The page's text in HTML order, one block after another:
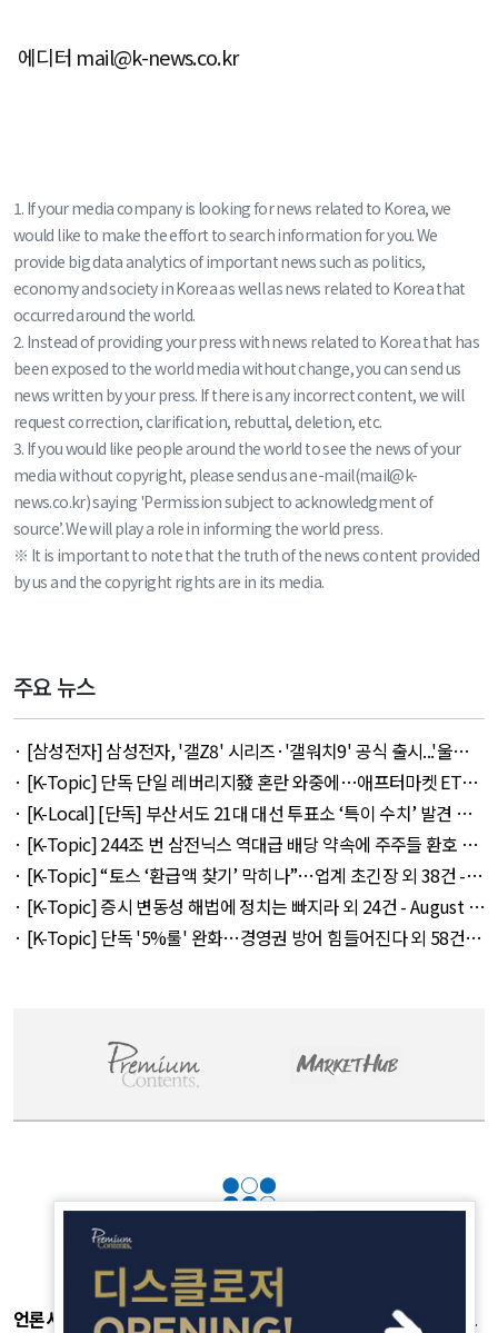
에디터 mail@k-news.co.kr
1. If your media company is looking for news related to Korea, we
would like to make the effort to search information for you. We
provide big data analytics of important news such as politics,
economy and society in Korea as well as news related to Korea that
occurred around the world.
2. Instead of providing your press with news related to Korea that has
been exposed to the world media without change, you can send us
news written by your press. If there is any incorrect content, we will
request correction, clarification, rebuttal, deletion, etc.
3. If you would like people around the world to see the news of your
media without copyright, please send us an e-mail(mail@k-
news.co.kr) saying 'Permission subject to acknowledgment of
source’. We will play a role in informing the world press.
※ It is important to note that the truth of the news content provided
by us and the copyright rights are in its media.
주요 뉴스
· [삼성전자] 삼성전자, '갤Z8' 시리즈·'갤워치9' 공식 출시...'울트
라' 257만 7300원 외 51건 - August 6, 2026
· [K-Topic] 단독 단일 레버리지發 혼란 와중에…애프터마켓 ETF
거래 강행 외 71건 - August 6, 2026
· [K-Local] [단독] 부산서도 21대 대선 투표소 ‘특이 수치’ 발견 외
14건 - August 6, 2026
· [K-Topic] 244조 번 삼전닉스 역대급 배당 약속에 주주들 환호 외
21건 - August 6, 2026
· [K-Topic] “토스 ‘환급액 찾기’ 막히나”…업계 초긴장 외 38건 -
August 6, 2026
· [K-Topic] 증시 변동성 해법에 정치는 빠지라 외 24건 - August 6,
2026
· [K-Topic] 단독 '5%룰' 완화…경영권 방어 힘들어진다 외 58건 -
언론사소개 |개인정보취급방침|광고후원 부가서비스|기사제보